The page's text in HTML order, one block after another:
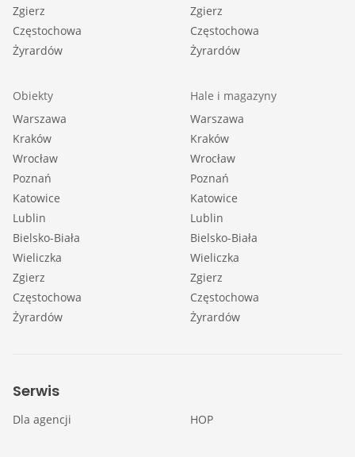
Zgierz
Częstochowa
Żyrardów
Zgierz
Częstochowa
Żyrardów
Obiekty
Warszawa
Kraków
Wrocław
Poznań
Katowice
Lublin
Bielsko-Biała
Wieliczka
Zgierz
Częstochowa
Żyrardów
Hale i magazyny
Warszawa
Kraków
Wrocław
Poznań
Katowice
Lublin
Bielsko-Biała
Wieliczka
Zgierz
Częstochowa
Żyrardów
Serwis
Dla agencji HOP